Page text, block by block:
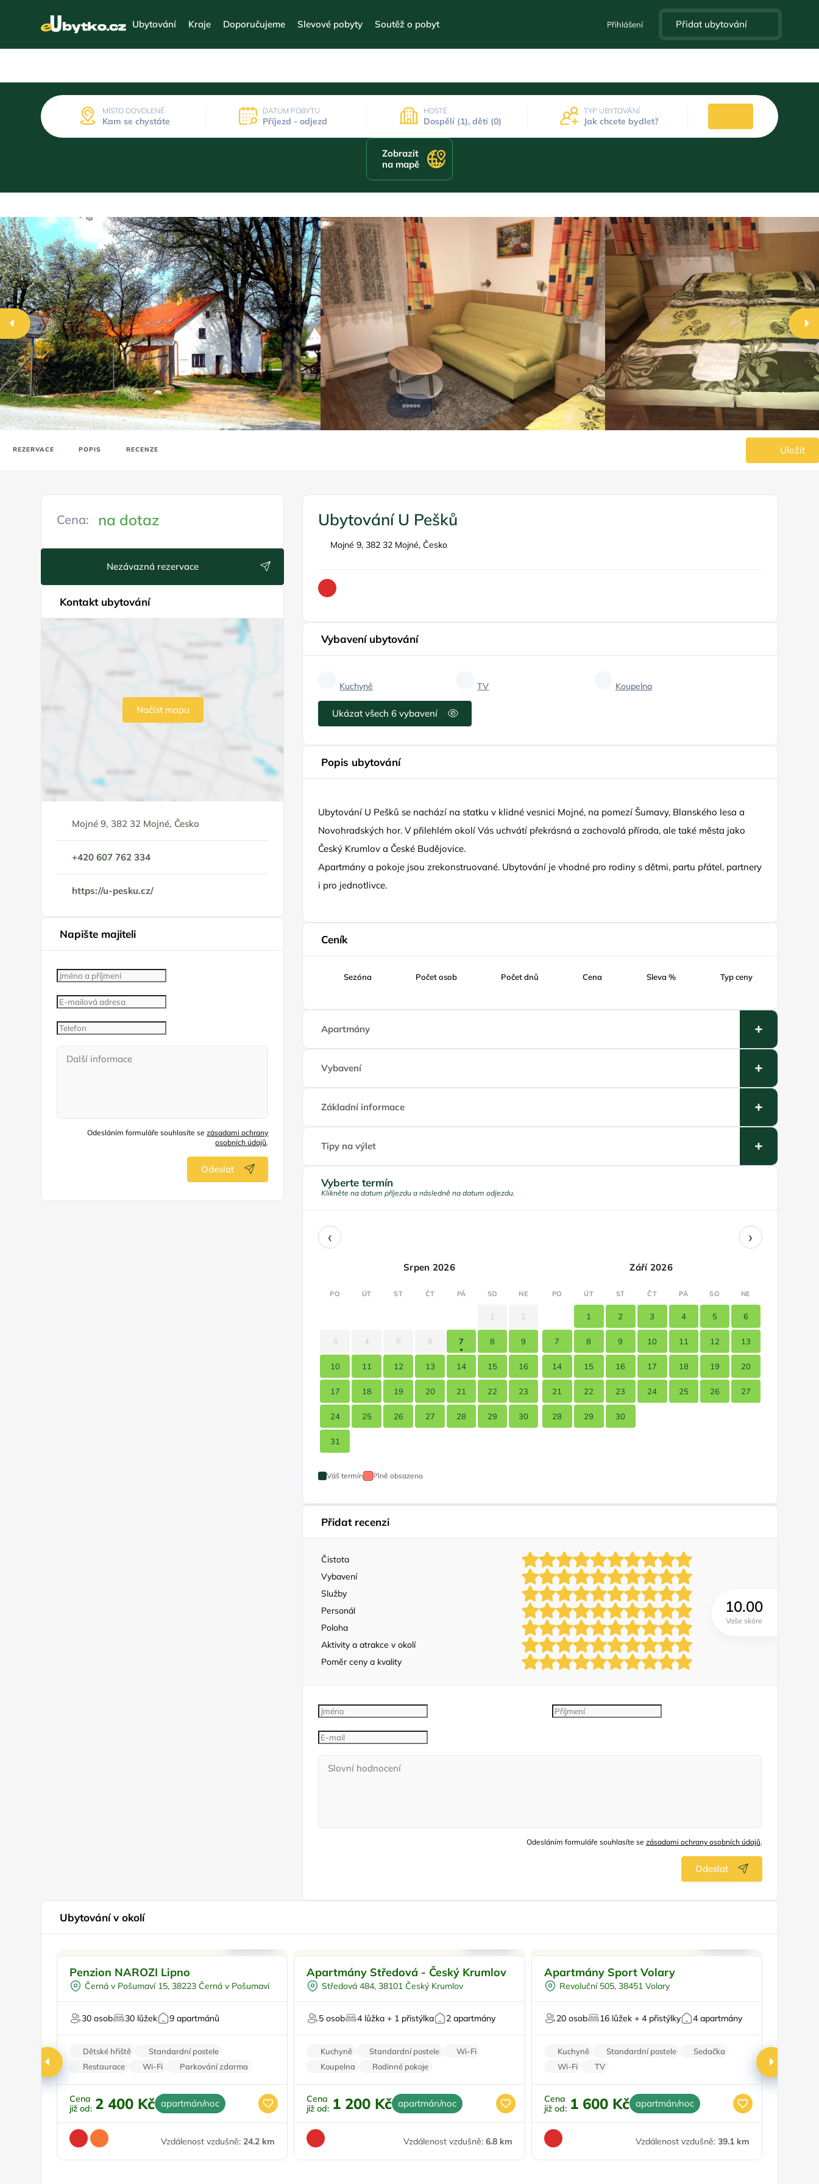
Ubytování Kraje Doporučujeme Slevové pobyty Soutěž o pobyt Přihlášení Přidat ubytování
MÍSTO DOVOLENÉ
Kam se chystáte
DATUM POBYTU
Příjezd - odjezd
HOSTÉ
Dospělí (1), děti (0)
TYP UBYTOVÁNÍ
Jak chcete bydlet?
Zobrazit
na mapě
REZERVACE POPIS RECENZE Uložit
Cena: na dotaz
Nezávazná rezervace
Kontakt ubytování
Načíst mapu
Mojné 9, 382 32 Mojné, Česko
+420 607 762 334
https://u-pesku.cz/
Napište majiteli
Odesláním formuláře souhlasíte sezásadami ochrany
osobních údajů.
Odeslat
Ubytování U Pešků
Mojné 9, 382 32 Mojné, Česko
Vybavení ubytování
Kuchyně TV Koupelna
Ukázat všech 6 vybavení
Popis ubytování
Ubytování U Pešků se nachází na statku v klidné vesnici Mojné, na pomezí Šumavy, Blanského lesa a
Novohradských hor. V přilehlém okolí Vás uchvátí překrásná a zachovalá příroda, ale také města jako
Český Krumlov a České Budějovice.
Apartmány a pokoje jsou zrekonstruované. Ubytování je vhodné pro rodiny s dětmi, partu přátel, partnery
i pro jednotlivce.
Ceník
Sezóna Počet osob Počet dnů Cena Sleva % Typ ceny
Apartmány
Vybavení
Základní informace
Tipy na výlet
Vyberte termín
Klikněte na datum příjezdu a následně na datum odjezdu.
‹ ›
Srpen 2026
PO ÚT ST ČT PÁ SO NE
1 2
3 4 5 6 7 8 9
10 11 12 13 14 15 16
17 18 19 20 21 22 23
24 25 26 27 28 29 30
31
Září 2026
PO ÚT ST ČT PÁ SO NE
1 2 3 4 5 6
7 8 9 10 11 12 13
14 15 16 17 18 19 20
21 22 23 24 25 26 27
28 29 30
Váš termín Plně obsazeno
Přidat recenzi
Čistota
Vybavení
Služby
Personál
Poloha
Aktivity a atrakce v okolí
Poměr ceny a kvality
10.00
Vaše skóre
Odesláním formuláře souhlasíte se zásadami ochrany osobních údajů.
Odeslat
Ubytování v okolí
Venkovní bazén
U vody
Pro relaxaci
Penzion NAROZI Lipno
Černá v Pošumaví 15, 38223 Černá v Pošumaví
30 osob 30 lůžek 9 apartmánů
Dětské hřiště
Standardní postele
Restaurace
Wi-Fi Parkování zdarma
Cena
již od: 2 400 Kč apartmán/noc
Vzdálenost vzdušně: 24.2 km
Vodní sporty
Pro milovníky historie
Apartmány Středová - Český Krumlov
Středová 484, 38101 Český Krumlov
5 osob 4 lůžka + 1 přistýlka 2 apartmány
Kuchyně Standardní postele
Wi-Fi
Koupelna
Rodinné pokoje
Cena
již od: 1 200 Kč apartmán/noc
Vzdálenost vzdušně: 6.8 km
Pro čtyři
Pro turisty
V chráněném uzemí
Apartmány Sport Volary
Revoluční 505, 38451 Volary
20 osob 16 lůžek + 4 přistýlky 4 apartmány
Kuchyně Standardní postele
Sedačka
Wi-Fi
TV
Cena
již od: 1 600 Kč apartmán/noc
Vzdálenost vzdušně: 39.1 km